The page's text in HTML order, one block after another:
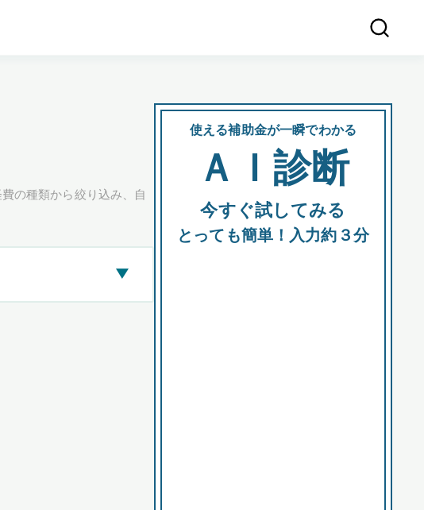
の種類から絞り込み、自
▶
使える補助金が一瞬でわかる
ＡＩ診断
今すぐ試してみる
とっても簡単！入力約３分